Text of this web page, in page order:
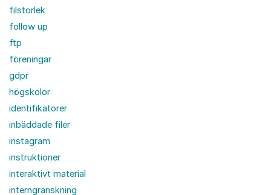
filstorlek
follow up
ftp
föreningar
gdpr
högskolor
identifikatorer
inbäddade filer
instagram
instruktioner
interaktivt material
interngranskning